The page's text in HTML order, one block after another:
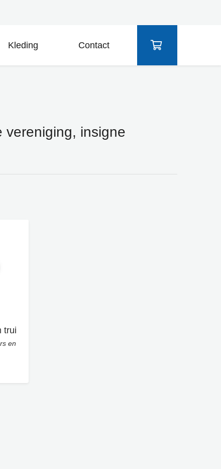
Kleding Contact
vereniging, insigne
trui
en